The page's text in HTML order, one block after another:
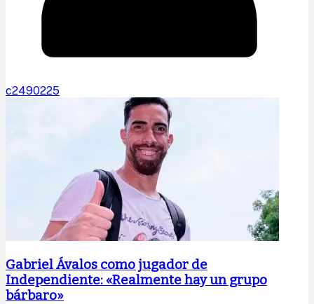
c2490225
Gabriel Ávalos como jugador de
Independiente: «Realmente hay un grupo
bárbaro»